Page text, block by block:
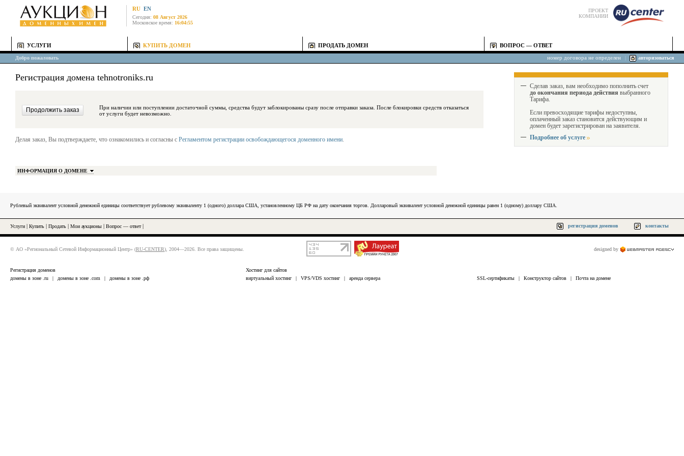
RU EN
Сегодня: 08 Август 2026
Московское время: 16:04:55
ПРОЕКТ
КОМПАНИИ
УСЛУГИ КУПИТЬ ДОМЕН ПРОДАТЬ ДОМЕН ВОПРОС — ОТВЕТ
Добро пожаловать номер договора не определен авторизоваться
Регистрация домена tehnotroniks.ru
При наличии или поступлении достаточной суммы, средства будут заблокированы сразу после отправки заказа. После блокировки средств отказаться
от услуги будет невозможно.
Делая заказ, Вы подтверждаете, что ознакомились и согласны с Регламентом регистрации освобождающегося доменного имени.
ИНФОРМАЦИЯ О ДОМЕНЕ
Сделав заказ, вам необходимо пополнить счет
до окончания периода действия выбранного
Тарифа.
Если превосходящие тарифы недоступны,
оплаченный заказ становится действующим и
домен будет зарегистрирован на заявителя.
Подробнее об услуге
Рублевый эквивалент условной денежной единицы соответствует рублевому эквиваленту 1 (одного) доллара США, установленному ЦБ РФ на дату окончания торгов. Долларовый эквивалент условной денежной единицы равен 1 (одному) доллару США.
Услуги Купить Продать Мои аукционы Вопрос — ответ| регистрация доменов контакты
© АО «Региональный Сетевой Информационный Центр» (RU-CENTER), 2004—2026. Все права защищены. designed by
Регистрация доменов
домены в зоне .ru
| домены в зоне .com | домены в зоне .рф
Хостинг для сайтов
виртуальный хостинг
| VPS/VDS хостинг | аренда сервера SSL-сертификаты | Конструктор сайтов | Почта на домене